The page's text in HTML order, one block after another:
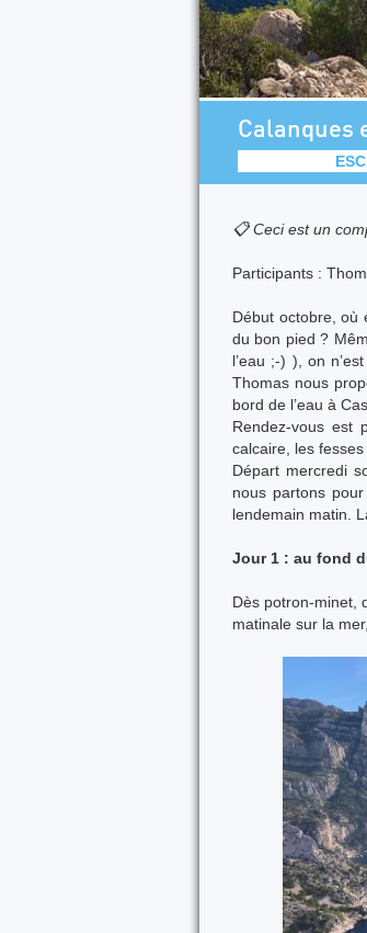
Calanques
📋 Ceci est un
Participants :
Début octobre, où
du bon pied ?
l’eau ;-) ), on
Thomas nous
bord de l’eau à
Rendez-vous est
calcaire, les fesses
Départ mercredi
nous partons
lendemain matin.
Jour 1 : au fond
Dès potron-minet,
matinale sur la